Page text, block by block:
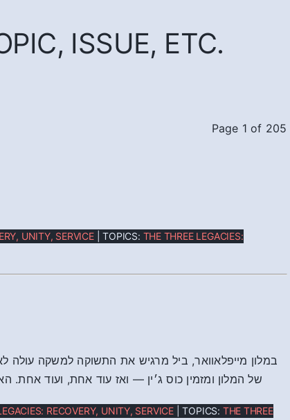
ISSUE, ETC.
Page 1 of 205
UNITY, SERVICE| TOPICS: THE THREE LEGACIES:
במלון מייפלאוואר, ביל מרגיש את התשוקה למשקה
של המלון ומזמין כוס ג׳ין — ואז עוד אחת, ועוד
RECOVERY, UNITY, SERVICE | TOPICS: THE THREE